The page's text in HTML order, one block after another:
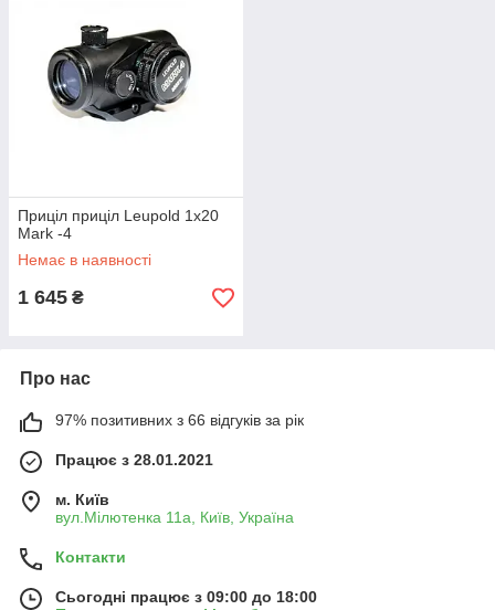
Приціл приціл Leupold 1x20
Mark -4
Немає в наявності
1 645 ₴
Про нас
97% позитивних з 66 відгуків за рік
Працює з 28.01.2021
м. Київ
вул.Мілютенка 11а, Київ, Україна
Контакти
Сьогодні працює з 09:00 до 18:00